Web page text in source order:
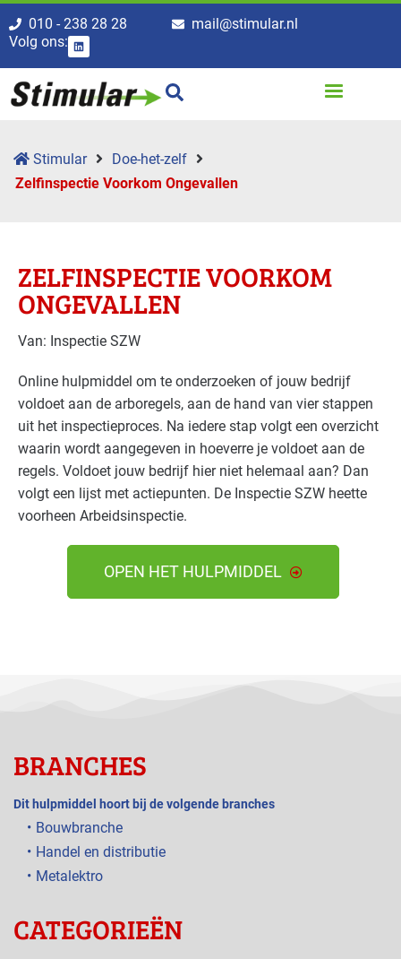
010 - 238 28 28
mail@stimular.nl
Volg ons:
Stimular
Doe-het-zelf
Zelfinspectie Voorkom Ongevallen
ZELFINSPECTIE VOORKOM
ONGEVALLEN
Van: Inspectie SZW
Online hulpmiddel om te onderzoeken of jouw bedrijf
voldoet aan de arboregels, aan de hand van vier stappen
uit het inspectieproces. Na iedere stap volgt een overzicht
waarin wordt aangegeven in hoeverre je voldoet aan de
regels. Voldoet jouw bedrijf hier niet helemaal aan? Dan
volgt een lijst met actiepunten. De Inspectie SZW heette
voorheen Arbeidsinspectie.
OPEN HET HULPMIDDEL
BRANCHES
Dit hulpmiddel hoort bij de volgende branches
Bouwbranche
Handel en distributie
Metalektro
CATEGORIEËN